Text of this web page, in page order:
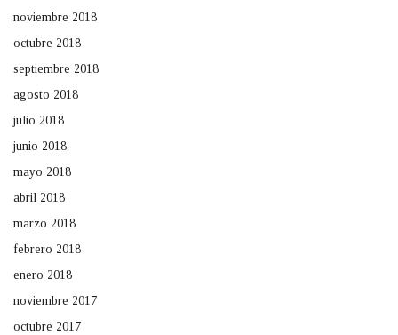
noviembre 2018
octubre 2018
septiembre 2018
agosto 2018
julio 2018
junio 2018
mayo 2018
abril 2018
marzo 2018
febrero 2018
enero 2018
noviembre 2017
octubre 2017